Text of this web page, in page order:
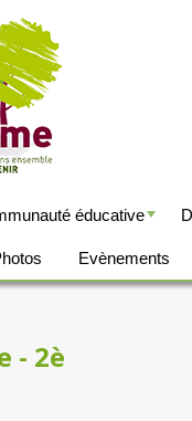
éducative
Evènements
- 2è